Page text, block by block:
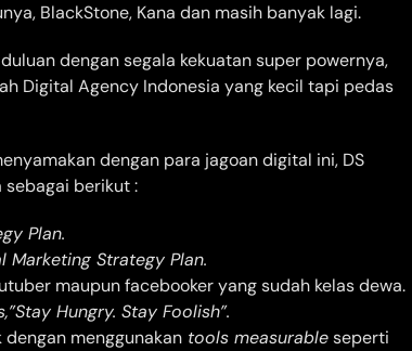
BlackStone, Kana dan masih banyak lagi.
dengan segala kekuatan super powernya,
Digital Agency Indonesia yang kecil tapi pedas
dengan para jagoan digital ini, DS
berikut :
Plan.
Marketing Strategy Plan.
maupun facebooker yang sudah kelas dewa.
Hungry. Stay Foolish”.
menggunakantools measurableseperti